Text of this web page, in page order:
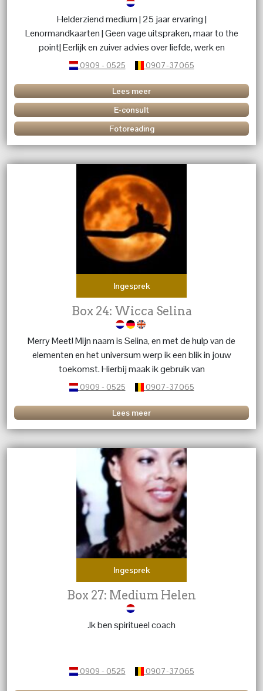
Helderziend medium | 25 jaar ervaring |
Lenormandkaarten | Geen vage uitspraken, maar to the
point| Eerlijk en zuiver advies over liefde, werk en
levensvragen.
0909 - 0525 0907-37065
Lees meer
E-consult
Fotoreading
Ingesprek
Box 24: Wicca Selina
Merry Meet! Mijn naam is Selina, en met de hulp van de
elementen en het universum werp ik een blik in jouw
toekomst. Hierbij maak ik gebruik van
Tarotkaartleggingen, Reiki en magnetiseren. Waarmee
vragen zijn beantwoord.
0909 - 0525 0907-37065
Lees meer
Ingesprek
Box 27: Medium Helen
.Ik ben spiritueel coach
0909 - 0525 0907-37065